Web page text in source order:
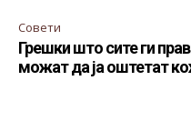
Совети
Грешки што сите ги
можат да ја оштетат